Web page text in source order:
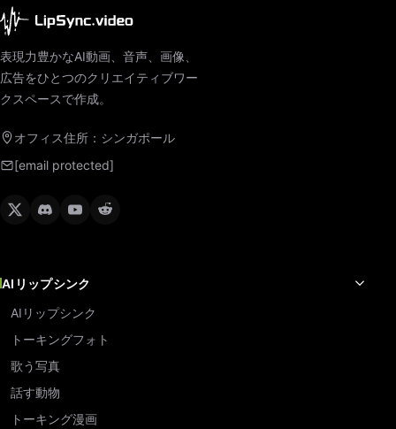
表現力豊かなAI動画、音声、画像、
広告をひとつのクリエイティブワー
クスペースで作成。
オフィス住所：シンガポール
[email protected]
AIリップシンク
AIリップシンク
トーキングフォト
歌う写真
話す動物
トーキング漫画